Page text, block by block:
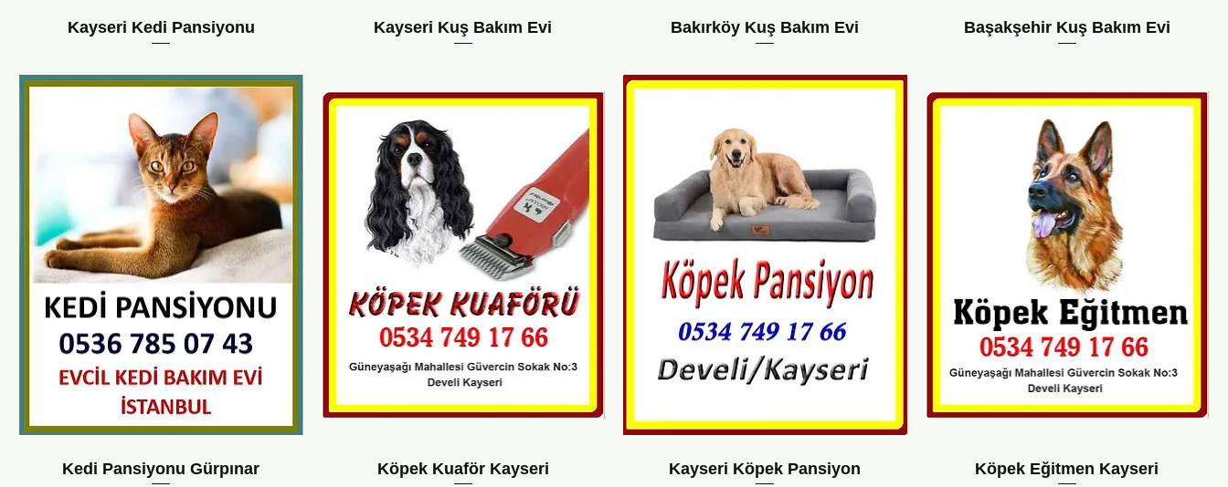
Başakşehir Kuş Bakım Evi
Bakırköy Kuş Bakım Evi
Kayseri Kuş Bakım Evi
Kayseri Kedi Pansiyonu
Köpek Eğitmen Kayseri
Kayseri Köpek Pansiyon
Köpek Kuaför Kayseri
Kedi Pansiyonu Gürpınar